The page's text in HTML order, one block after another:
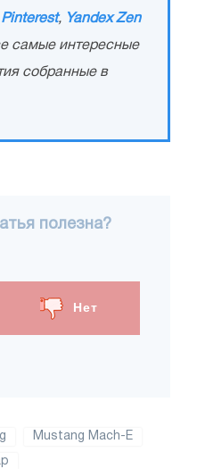
Pinterest, Yandex Zen
самые интересные
собранные в
полезна?
Нет
Mustang Mach-E